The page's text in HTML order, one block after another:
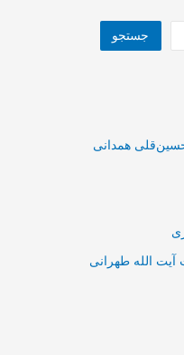
جستجو
همدانی
الله طهرانی